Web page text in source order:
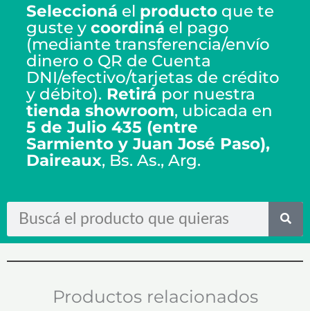
Seleccioná el producto que te
guste y coordiná el pago
(mediante transferencia/envío
dinero o QR de Cuenta
DNI/efectivo/tarjetas de crédito
y débito). Retirá por nuestra
tienda showroom, ubicada en
5 de Julio 435 (entre
Sarmiento y Juan José Paso),
Daireaux, Bs. As., Arg.
Productos relacionados